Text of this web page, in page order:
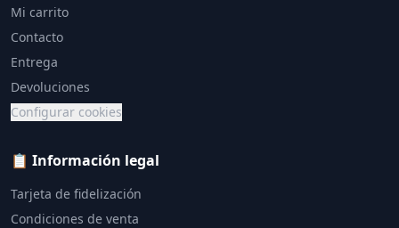
Mi carrito
Contacto
Entrega
Devoluciones
Configurar cookies
📋 Información legal
Tarjeta de fidelización
Condiciones de venta